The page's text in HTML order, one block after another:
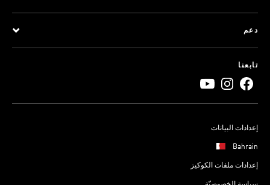
دعم
تابعنا
إعدادات البيانات
Bahrain
إعدادات ملفات الكوكيز